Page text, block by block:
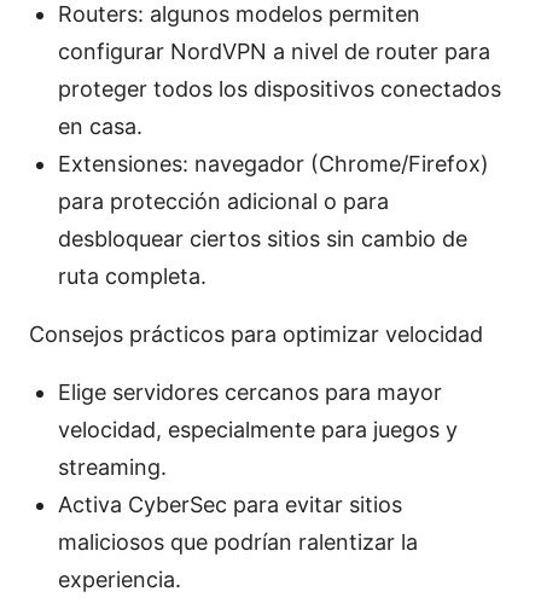
Routers: algunos modelos permiten
configurar NordVPN a nivel de router para
proteger todos los dispositivos conectados
en casa.
Extensiones: navegador (Chrome/Firefox)
para protección adicional o para
desbloquear ciertos sitios sin cambio de
ruta completa.
Consejos prácticos para optimizar velocidad
Elige servidores cercanos para mayor
velocidad, especialmente para juegos y
streaming.
Activa CyberSec para evitar sitios
maliciosos que podrían ralentizar la
experiencia.